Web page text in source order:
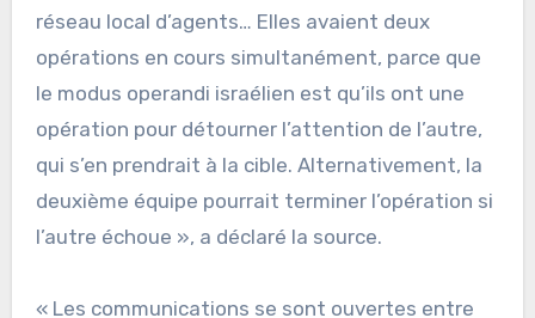
réseau local d’agents… Elles avaient deux
opérations en cours simultanément, parce que
le modus operandi israélien est qu’ils ont une
opération pour détourner l’attention de l’autre,
qui s’en prendrait à la cible. Alternativement, la
deuxième équipe pourrait terminer l’opération si
l’autre échoue », a déclaré la source.
« Les communications se sont ouvertes entre